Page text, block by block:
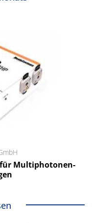
Multiphotonen-